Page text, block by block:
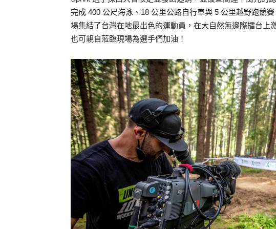
完成 400 公尺海泳、18 公里公路自行車與 5 公里越野跑競
場集結了台灣在地最出色的運動員，在大自然無邊際擂台上
也可親自蒞臨現場為選手們加油！